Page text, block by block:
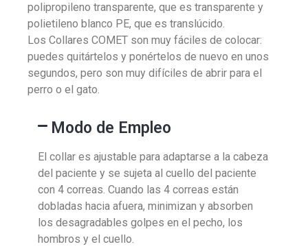
polipropileno transparente, que es transparente y
polietileno blanco PE, que es translúcido.
Los Collares COMET son muy fáciles de colocar:
puedes quitártelos y ponértelos de nuevo en unos
segundos, pero son muy difíciles de abrir para el
perro o el gato.
Modo de Empleo
El collar es ajustable para adaptarse a la cabeza
del paciente y se sujeta al cuello del paciente
con 4 correas. Cuando las 4 correas están
dobladas hacia afuera, minimizan y absorben
los desagradables golpes en el pecho, los
hombros y el cuello.